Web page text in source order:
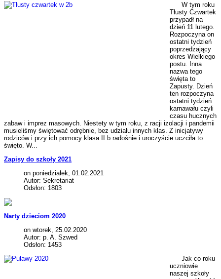
W tym roku
Tłusty Czwartek
przypadł na
dzień 11 lutego.
Rozpoczyna on
ostatni tydzień
poprzedzający
okres Wielkiego
postu. Inna
nazwa tego
święta to
Zapusty. Dzień
ten rozpoczyna
ostatni tydzień
karnawału czyli
czasu hucznych
zabaw i imprez masowych. Niestety w tym roku, z racji izolacji i pandemii
musieliśmy świętować odrębnie, bez udziału innych klas. Z inicjatywy
rodziców i przy ich pomocy klasa II b radośnie i uroczyście uczciła to
święto. W...
Zapisy do szkoły 2021
on poniedziałek, 01.02.2021
Autor: Sekretariat
Odsłon: 1803
Narty dzieciom 2020
on wtorek, 25.02.2020
Autor: p. A. Szwed
Odsłon: 1453
Jak co roku
uczniowie
naszej szkoły